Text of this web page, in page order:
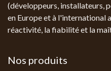
(développeurs, installateurs,
en Europe et à l'international
réactivité, la fiabilité et la
Nos produits